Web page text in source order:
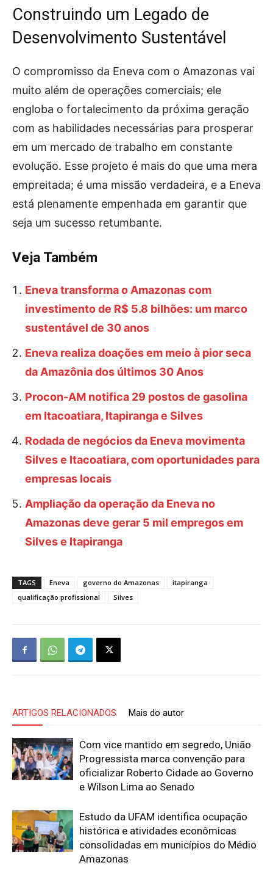
Construindo um Legado de
Desenvolvimento Sustentável
O compromisso da Eneva com o Amazonas vai
muito além de operações comerciais; ele
engloba o fortalecimento da próxima geração
com as habilidades necessárias para prosperar
em um mercado de trabalho em constante
evolução. Esse projeto é mais do que uma mera
empreitada; é uma missão verdadeira, e a Eneva
está plenamente empenhada em garantir que
seja um sucesso retumbante.
Veja Também
Eneva transforma o Amazonas com
investimento de R$ 5.8 bilhões: um marco
sustentável de 30 anos
Eneva realiza doações em meio à pior seca
da Amazônia dos últimos 30 Anos
Procon-AM notifica 29 postos de gasolina
em Itacoatiara, Itapiranga e Silves
Rodada de negócios da Eneva movimenta
Silves e Itacoatiara, com oportunidades para
empresas locais
Ampliação da operação da Eneva no
Amazonas deve gerar 5 mil empregos em
Silves e Itapiranga
TAGS Eneva governo do Amazonas
itapiranga
qualificação profissional
Silves
ARTIGOS RELACIONADOS Mais do autor
Com vice mantido em segredo, União
Progressista marca convenção para
oficializar Roberto Cidade ao Governo
e Wilson Lima ao Senado
Estudo da UFAM identifica ocupação
histórica e atividades econômicas
consolidadas em municípios do Médio
Amazonas